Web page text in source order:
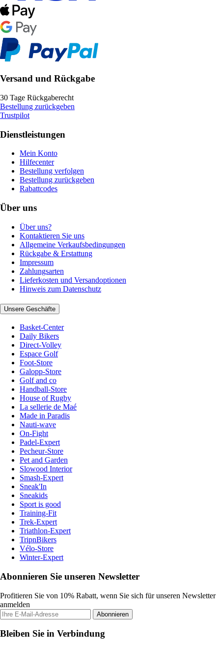
Versand und Rückgabe
30 Tage Rückgaberecht
Bestellung zurückgeben
Trustpilot
Dienstleistungen
Mein Konto
Hilfecenter
Bestellung verfolgen
Bestellung zurückgeben
Rabattcodes
Über uns
Über uns?
Kontaktieren Sie uns
Allgemeine Verkaufsbedingungen
Rückgabe & Erstattung
Impressum
Zahlungsarten
Lieferkosten und Versandoptionen
Hinweis zum Datenschutz
Unsere Geschäfte
Basket-Center
Daily Bikers
Direct-Volley
Espace Golf
Foot-Store
Galopp-Store
Golf and co
Handball-Store
House of Rugby
La sellerie de Maé
Made in Paradis
Nauti-wave
On-Fight
Padel-Expert
Pecheur-Store
Pet and Garden
Slowood Interior
Smash-Expert
Sneak'In
Sneakids
Sport is good
Training-Fit
Trek-Expert
Triathlon-Expert
TripnBikers
Vélo-Store
Winter-Expert
Abonnieren Sie unseren Newsletter
Profitieren Sie von 10% Rabatt, wenn Sie sich für unseren Newsletter
anmelden
Abonnieren
Bleiben Sie in Verbindung